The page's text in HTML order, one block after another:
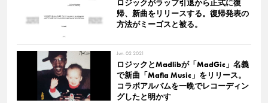
ロジックがラップ引退から正式に復
帰、新曲をリリースする。復帰発表の
方法がミーゴスと被る。
Jun. 02 2021
ロジックとMadlibが「MadGic」名義
で新曲「Mafia Music」をリリース。
コラボアルバムを一晩でレコーディン
グしたと明かす